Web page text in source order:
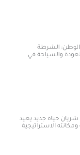
في
يعيد